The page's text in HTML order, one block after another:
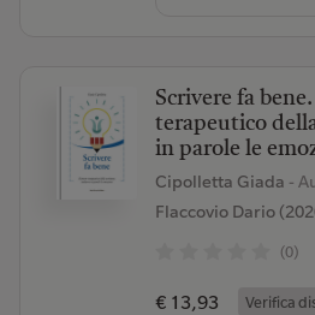
Scrivere fa
terapeutico
in parole le
Cipolletta Giada -
Flaccovio Dario
(0)
€ 13,93 Verifica